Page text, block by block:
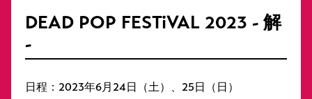
DEAD POP FESTiVAL 2023 - 解
-
日程：2023年6月24日（土）、25日（日）